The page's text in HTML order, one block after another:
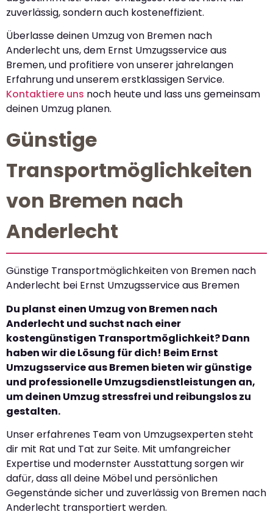
zuverlässig, sondern auch kosteneffizient.
Überlasse deinen Umzug von Bremen nach
Anderlecht uns, dem Ernst Umzugsservice aus
Bremen, und profitiere von unserer jahrelangen
Erfahrung und unserem erstklassigen Service.
Kontaktiere uns noch heute und lass uns gemeinsam
deinen Umzug planen.
Günstige
Transportmöglichkeiten
von Bremen nach
Anderlecht
Günstige Transportmöglichkeiten von Bremen nach
Anderlecht bei Ernst Umzugsservice aus Bremen
Du planst einen Umzug von Bremen nach
Anderlecht und suchst nach einer
kostengünstigen Transportmöglichkeit? Dann
haben wir die Lösung für dich! Beim Ernst
Umzugsservice aus Bremen bieten wir günstige
und professionelle Umzugsdienstleistungen an,
um deinen Umzug stressfrei und reibungslos zu
gestalten.
Unser erfahrenes Team von Umzugsexperten steht
dir mit Rat und Tat zur Seite. Mit umfangreicher
Expertise und modernster Ausstattung sorgen wir
dafür, dass all deine Möbel und persönlichen
Gegenstände sicher und zuverlässig von Bremen nach
Anderlecht transportiert werden.